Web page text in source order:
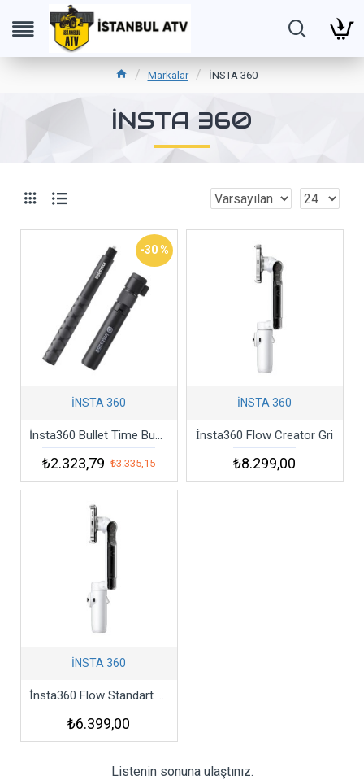
Markalar İNSTA 360
İNSTA 360
-30 %
İNSTA 360
İnsta360 Bullet Time Bundle + Görünmez Selfie Çubuğu
₺2.323,79 ₺3.335,15
İNSTA 360
İnsta360 Flow Creator Gri
₺8.299,00
İNSTA 360
İnsta360 Flow Standart Gri
₺6.399,00
Listenin sonuna ulaştınız.